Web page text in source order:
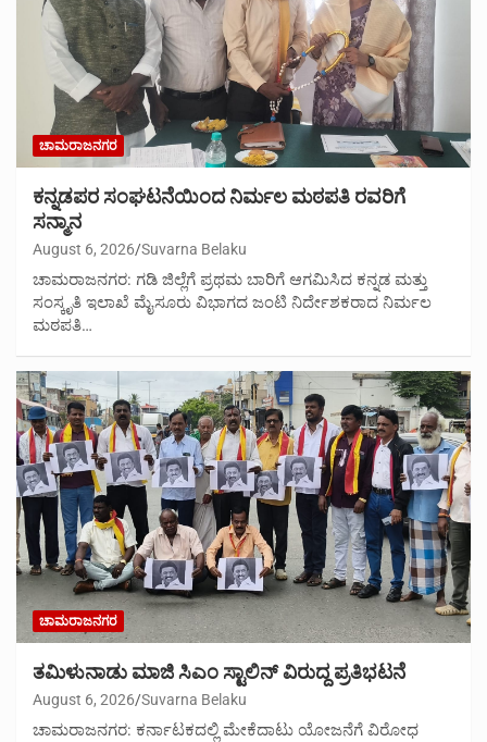
ಚಾಮರಾಜನಗರ
ಕನ್ನಡಪರ ಸಂಘಟನೆಯಿಂದ ನಿರ್ಮಲ ಮಠಪತಿ ರವರಿಗೆ
ಸನ್ಮಾನ
August 6, 2026 Suvarna Belaku
ಚಾಮರಾಜನಗರ: ಗಡಿ ಜಿಲ್ಲೆಗೆ ಪ್ರಥಮ ಬಾರಿಗೆ ಆಗಮಿಸಿದ ಕನ್ನಡ ಮತ್ತು
ಸಂಸ್ಕೃತಿ ಇಲಾಖೆ ಮೈಸೂರು ವಿಭಾಗದ ಜಂಟಿ ನಿರ್ದೇಶಕರಾದ ನಿರ್ಮಲ
ಮಠಪತಿ…
ಚಾಮರಾಜನಗರ
ತಮಿಳುನಾಡು ಮಾಜಿ ಸಿಎಂ ಸ್ಟಾಲಿನ್ ವಿರುದ್ದ ಪ್ರತಿಭಟನೆ
August 6, 2026 Suvarna Belaku
ಚಾಮರಾಜನಗರ: ಕರ್ನಾಟಕದಲ್ಲಿ ಮೇಕೆದಾಟು ಯೋಜನೆಗೆ ವಿರೋಧ